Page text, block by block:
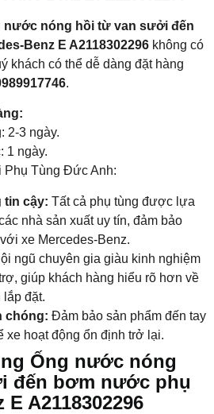
nước nóng hồi từ van sưởi đến
Benz E A2118302296 không có
khách có thể dễ dàng đặt hàng
.
2-3 ngày.
1 ngày.
Phụ Tùng Đức Anh:
tin cậy: Tất cả phụ tùng được lựa
nhà sản xuất uy tín, đảm bảo
xe Mercedes-Benz.
ngũ chuyên gia giàu kinh nghiệm
giúp khách hàng hiểu rõ hơn về
lắp đặt.
chóng: Đảm bảo sản phẩm đến tay
xe hoạt động ổn định trở lại.
Ống nước nóng
đến bơm nước phụ
A2118302296